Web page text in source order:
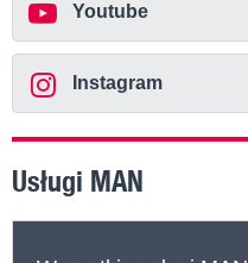
Youtube
Instagram
Usługi MAN